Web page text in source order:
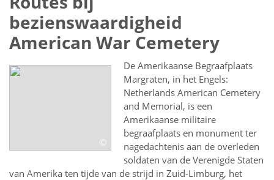
bezienswaardigheid
American War Cemetery
©
De Amerikaanse Begraafplaats
Margraten, in het Engels:
Netherlands American Cemetery
and Memorial, is een
Amerikaanse militaire
begraafplaats en monument ter
nagedachtenis aan de overleden
soldaten van de Verenigde Staten
van Amerika ten tijde van de strijd in Zuid-Limburg, het